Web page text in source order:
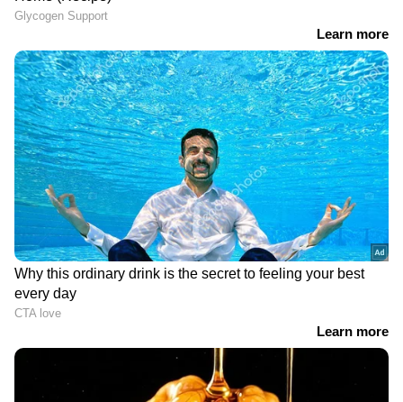
താൻ ഏറെ ആഗ്രഹിച്ച ജോലിയിൽ വലിയ
ആത്മവിശ്വാസത്തോടെ പ്രവേശിക്കുന്ന
അയാള്‍ സ്റ്റേഷനിൽ തീരെ പ്രതീക്ഷിക്കാത്ത
ഒട്ടേറെ സാഹചര്യങ്ങളെ നേരിടേണ്ടി വരുന്നതും
തുടര്‍ സംഭവങ്ങളുമാണ് സിനിമയുടെ
ഇതിവൃത്തം. ഏറെ കൈയടക്കത്തോടെ
ഷെയ്ൻ തനിക്ക് ലഭിച്ച വേഷം സ്ക്രീനിൽ
എത്തിച്ചിട്ടുണ്ട് എന്നാണ് തിയറ്റർ ടോക്ക്.
'കൊറോണ പേപ്പേഴ്സി'നും 'വേല'യ്ക്കും
ശേഷം വീണ്ടും വേറിട്ട ഒരു പോലീസ്
കഥാപാത്രമായി ഷെയ്ൻ എത്തിയിരിക്കുന്ന
ചിത്രമാണിത്. പവർഫുൾ ആയ ഒരു ഹീറോ
കോപ്പിനെയല്ല ഈ ചിത്രത്തിൽ ഷെയ്ൻ
അവതരിപ്പിക്കുന്നത്. മറിച്ച് സാഹചര്യങ്ങളെ